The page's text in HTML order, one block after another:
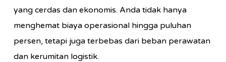
yang cerdas dan ekonomis. Anda tidak hanya
menghemat biaya operasional hingga puluhan
persen, tetapi juga terbebas dari beban perawatan
dan kerumitan logistik.